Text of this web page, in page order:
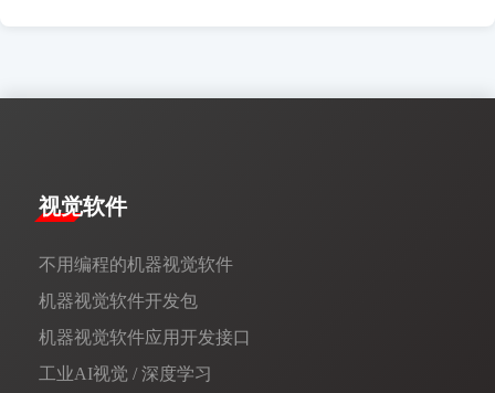
视觉软件
不用编程的机器视觉软件
机器视觉软件开发包
机器视觉软件应用开发接口
工业AI视觉 / 深度学习